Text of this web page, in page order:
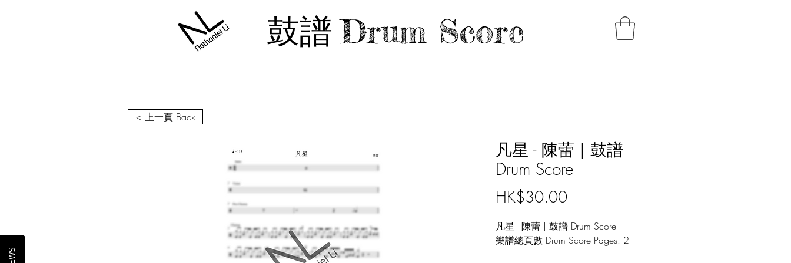
鼓譜 Drum Score
凡星 - 陳蕾 | 鼓譜
Drum Score
HK$30.00Price
凡星 - 陳蕾 | 鼓譜 Drum Score
樂譜總頁數 Drum Score Pages: 2
< 上一頁 Back